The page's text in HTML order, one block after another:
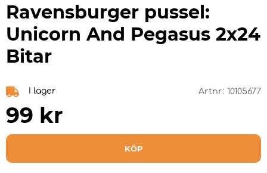
Ravensburger pussel:
Unicorn And Pegasus 2x24
Bitar
I lager Artnr: 10105677
99 kr
KÖP